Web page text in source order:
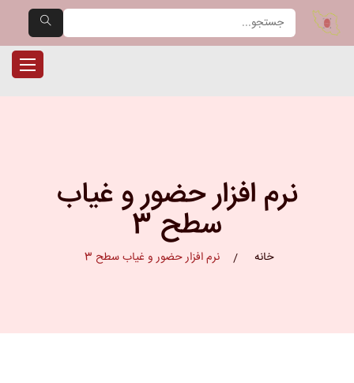
ایران حضور — مرجع تخصصی
ناوبری
نرم افزار حضور و غیاب
سطح 3
خانه نرم افزار حضور و غیاب سطح 3